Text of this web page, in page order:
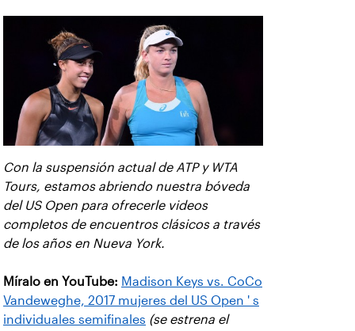
Con la suspensión actual de ATP y WTA
Tours, estamos abriendo nuestra bóveda
del US Open para ofrecerle videos
completos de encuentros clásicos a través
de los años en Nueva York.
Míralo en YouTube: Madison Keys vs. CoCo
Vandeweghe, 2017 mujeres del US Open ' s
individuales semifinales (se estrena el